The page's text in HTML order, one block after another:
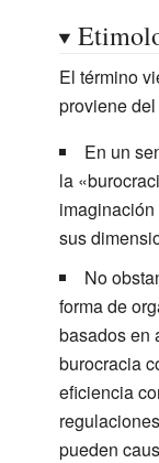
El término
proviene
En un
la
sus
No
forma de
basados en
burocracia
eficiencia
pueden